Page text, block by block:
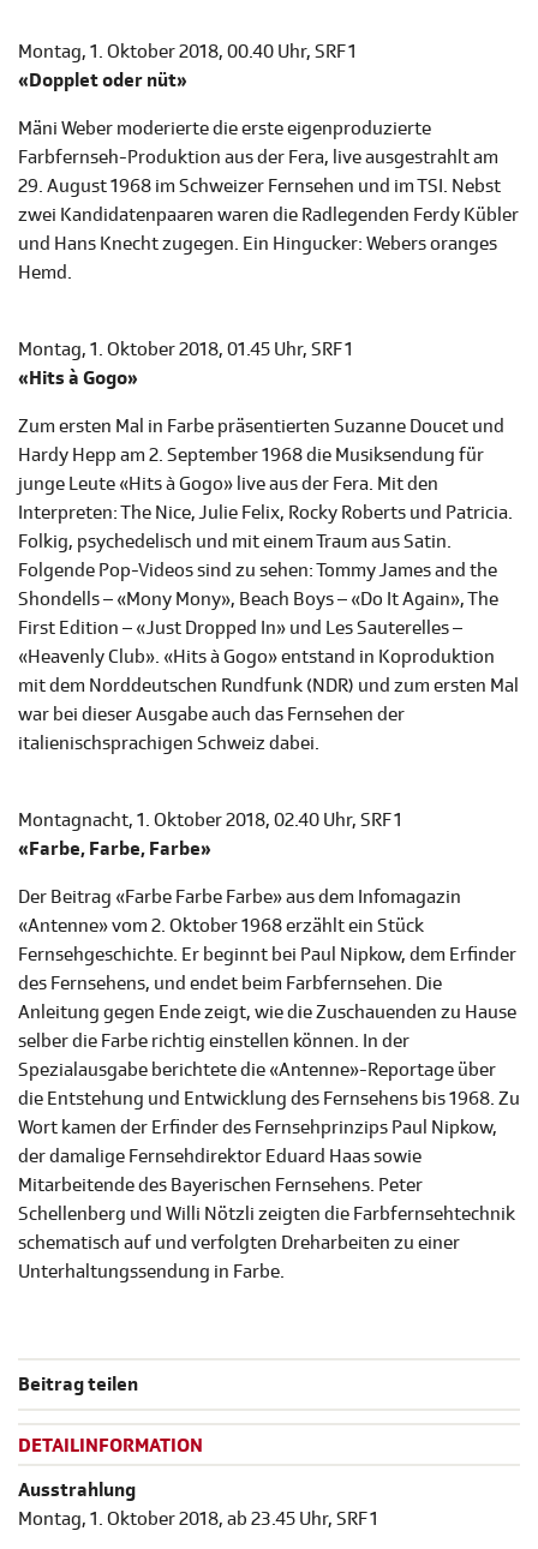
Montag, 1. Oktober 2018, 00.40 Uhr, SRF 1
«Dopplet oder nüt»
Mäni Weber moderierte die erste eigenproduzierte
Farbfernseh-Produktion aus der Fera, live ausgestrahlt am
29. August 1968 im Schweizer Fernsehen und im TSI. Nebst
zwei Kandidatenpaaren waren die Radlegenden Ferdy Kübler
und Hans Knecht zugegen. Ein Hingucker: Webers oranges
Hemd.
Montag, 1. Oktober 2018, 01.45 Uhr, SRF 1
«Hits à Gogo»
Zum ersten Mal in Farbe präsentierten Suzanne Doucet und
Hardy Hepp am 2. September 1968 die Musiksendung für
junge Leute «Hits à Gogo» live aus der Fera. Mit den
Interpreten: The Nice, Julie Felix, Rocky Roberts und Patricia.
Folkig, psychedelisch und mit einem Traum aus Satin.
Folgende Pop-Videos sind zu sehen: Tommy James and the
Shondells – «Mony Mony», Beach Boys – «Do It Again», The
First Edition – «Just Dropped In» und Les Sauterelles –
«Heavenly Club». «Hits à Gogo» entstand in Koproduktion
mit dem Norddeutschen Rundfunk (NDR) und zum ersten Mal
war bei dieser Ausgabe auch das Fernsehen der
italienischsprachigen Schweiz dabei.
Montagnacht, 1. Oktober 2018, 02.40 Uhr, SRF 1
«Farbe, Farbe, Farbe»
Der Beitrag «Farbe Farbe Farbe» aus dem Infomagazin
«Antenne» vom 2. Oktober 1968 erzählt ein Stück
Fernsehgeschichte. Er beginnt bei Paul Nipkow, dem Erfinder
des Fernsehens, und endet beim Farbfernsehen. Die
Anleitung gegen Ende zeigt, wie die Zuschauenden zu Hause
selber die Farbe richtig einstellen können. In der
Spezialausgabe berichtete die «Antenne»-Reportage über
die Entstehung und Entwicklung des Fernsehens bis 1968. Zu
Wort kamen der Erfinder des Fernsehprinzips Paul Nipkow,
der damalige Fernsehdirektor Eduard Haas sowie
Mitarbeitende des Bayerischen Fernsehens. Peter
Schellenberg und Willi Nötzli zeigten die Farbfernsehtechnik
schematisch auf und verfolgten Dreharbeiten zu einer
Unterhaltungssendung in Farbe.
Beitrag teilen
DETAILINFORMATION
Ausstrahlung
Montag, 1. Oktober 2018, ab 23.45 Uhr, SRF 1